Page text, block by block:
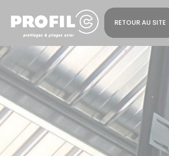
RETOUR AU SITE
Cookies management panel